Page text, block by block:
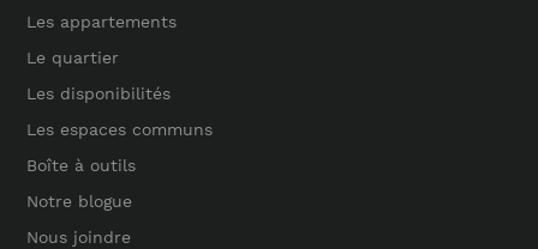
Les appartements
Le quartier
Les disponibilités
Les espaces communs
Boîte à outils
Notre blogue
Nous joindre